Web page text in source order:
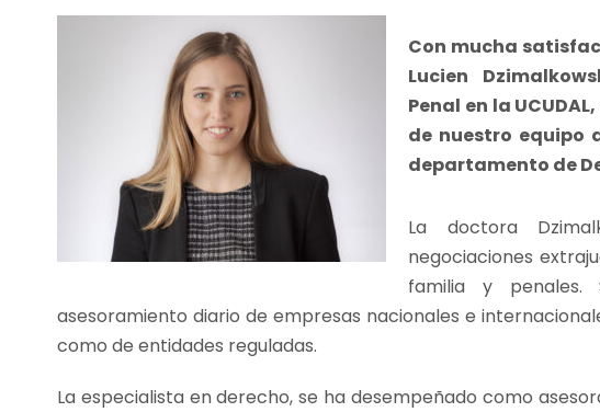
Con mucha
Lucien
Penal en la
de nuestro equipo
departamento de
La doctora
negociaciones
familia y
asesoramiento diario de empresas nacionales e
como de entidades reguladas.
La especialista en derecho, se ha desempeñado como